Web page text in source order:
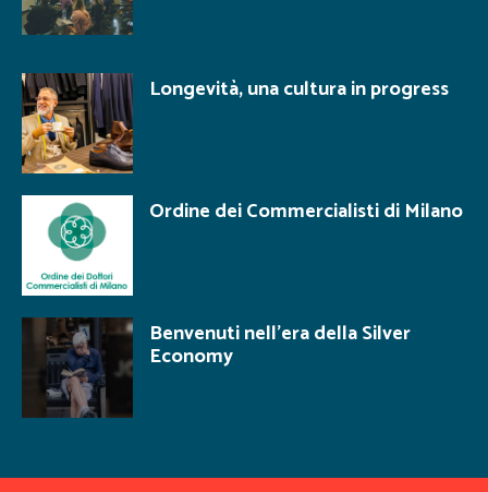
Longevità, una cultura in progress
Ordine dei Commercialisti di Milano
Benvenuti nell’era della Silver
Economy